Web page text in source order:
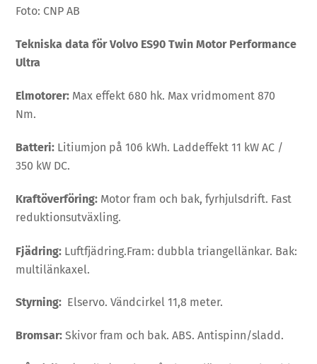
Foto: CNP AB
Tekniska data för Volvo ES90 Twin Motor Performance
Ultra
Elmotorer: Max effekt 680 hk. Max vridmoment 870
Nm.
Batteri: Litiumjon på 106 kWh. Laddeffekt 11 kW AC /
350 kW DC.
Kraftöverföring: Motor fram och bak, fyrhjulsdrift. Fast
reduktionsutväxling.
Fjädring: Luftfjädring.Fram: dubbla triangellänkar. Bak:
multilänkaxel.
Styrning: Elservo. Vändcirkel 11,8 meter.
Bromsar: Skivor fram och bak. ABS. Antispinn/sladd.